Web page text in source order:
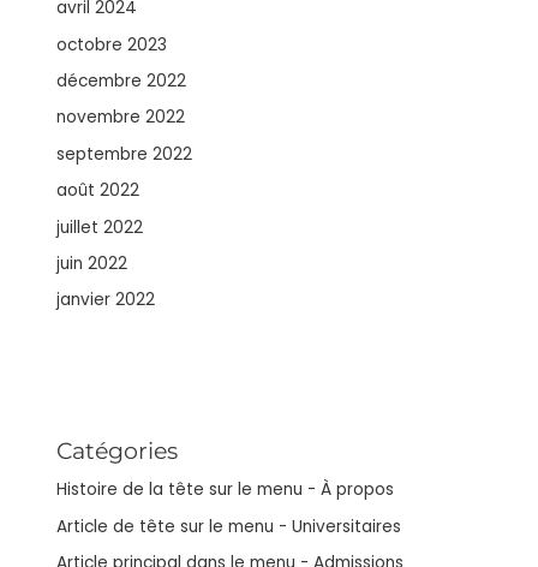
avril 2024
octobre 2023
décembre 2022
novembre 2022
septembre 2022
août 2022
juillet 2022
juin 2022
janvier 2022
Catégories
Histoire de la tête sur le menu - À propos
Article de tête sur le menu - Universitaires